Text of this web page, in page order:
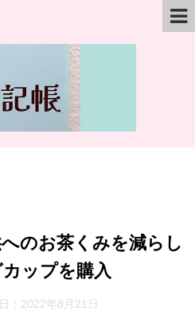
へのお茶くみを減らし
ップを購入
： 2022年8月21日